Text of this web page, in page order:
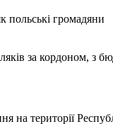
польські громадяни
за кордоном, з
території